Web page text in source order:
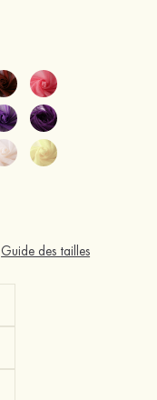
Guide des tailles